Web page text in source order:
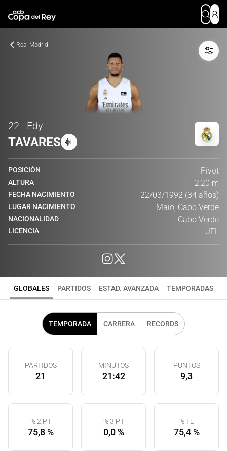
Real Madrid
22 · Edy
TAVARES
POSICIÓN Pívot
ALTURA 2,20 m
FECHA NACIMIENTO 22/03/1992 (34 años)
LUGAR NACIMIENTO Maio, Cabo Verde
NACIONALIDAD Cabo Verde
LICENCIA JFL
GLOBALES PARTIDOS ESTAD. AVANZADA TEMPORADAS
TEMPORADA CARRERA RECORDS
PARTIDOS
21
MINUTOS
21:42
PUNTOS
9,3
% 2 PT
75,8 %
% 3 PT
0,0 %
% TL
75,4 %